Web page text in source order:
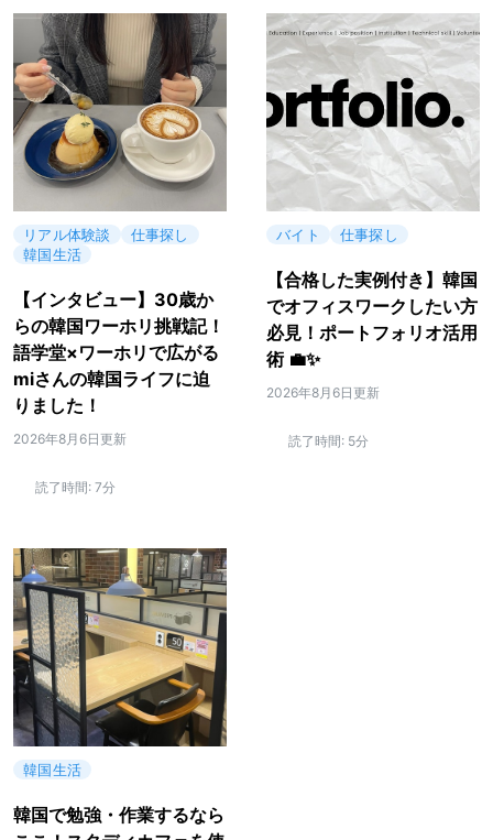
リアル体験談
仕事探し
韓国生活
【インタビュー】30歳か
らの韓国ワーホリ挑戦記！
語学堂×ワーホリで広がる
miさんの韓国ライフに迫
りました！
2026年8月6日更新
読了時間: 7分
バイト 仕事探し
【合格した実例付き】韓国
でオフィスワークしたい方
必見！ポートフォリオ活用
術 💼✨
2026年8月6日更新
読了時間: 5分
韓国生活
韓国で勉強・作業するなら